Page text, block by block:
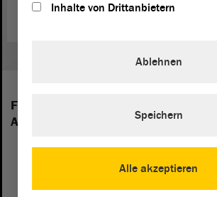
Folgende Fraktionen sind im
Anhalt vertreten:
Inhalte von Drittanbietern
Alle akzeptieren
Ablehnen
Speichern